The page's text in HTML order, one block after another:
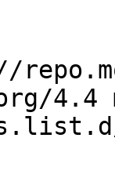
org/